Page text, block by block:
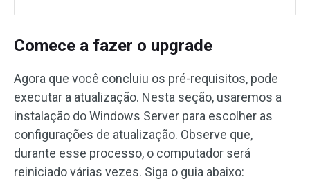
Comece a fazer o upgrade
Agora que você concluiu os pré-requisitos, pode
executar a atualização. Nesta seção, usaremos a
instalação do Windows Server para escolher as
configurações de atualização. Observe que,
durante esse processo, o computador será
reiniciado várias vezes. Siga o guia abaixo: